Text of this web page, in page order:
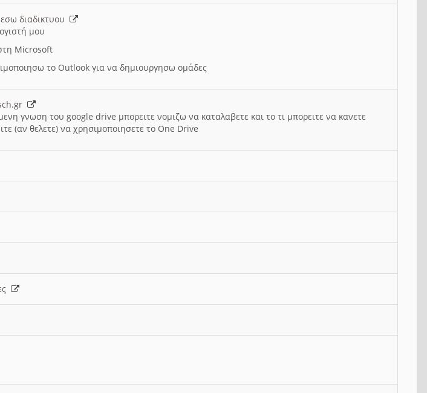
διαδικτυου
μου
Microsoft
το Outlook για να δημιουργησω ομάδες
γνωση του google drive μπορειτε νομιζω να καταλαβετε και το τι μπορειτε να κανετε
(αν θελετε) να χρησιμοποιησετε το One Drive